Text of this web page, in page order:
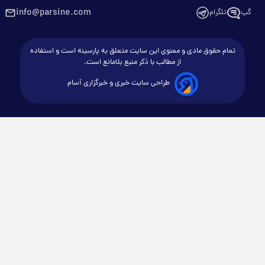
گپ تلگرام info@parsine.com
تمام حقوق مادی و معنوی این سایت متعلق به پارسینه است و استفاده
از مطالب با ذکر منبع بلامانع است.
طراحی سایت خبری و خبرگزاری آسام